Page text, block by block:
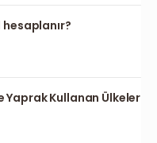
hesaplanır?
Yaprak Kullanan Ülkeler